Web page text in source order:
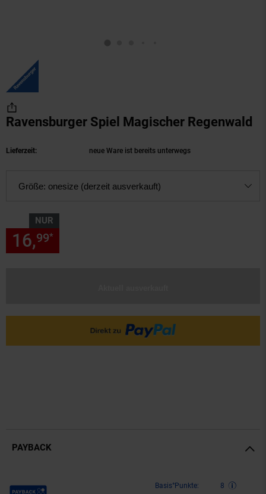
Ravensburger Spiel Magischer Regenwald
Lieferzeit: neue Ware ist bereits unterwegs
Größe: onesize (derzeit ausverkauft)
NUR
16,99*
PAYBACK
Payback Punkte Basis°Punkte:
8